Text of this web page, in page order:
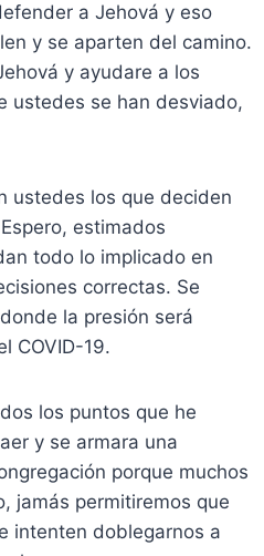
a Jehová y eso
y se aparten del camino.
y ayudare a los
ustedes se han desviado,
ustedes los que deciden
estimados
todo lo implicado en
correctas. Se
la presión será
COVID-19.
los puntos que he
y se armara una
porque muchos
jamás permitiremos que
intenten doblegarnos a